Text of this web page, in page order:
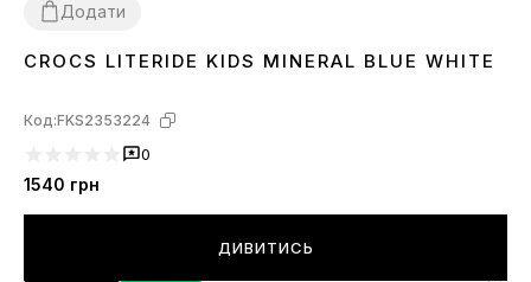
Додати
272930 3132 33 34
CROCS LITERIDE KIDS MINERAL BLUE WHITE
Код:FKS2353224
0
1540 грн
ДИВИТИСЬ